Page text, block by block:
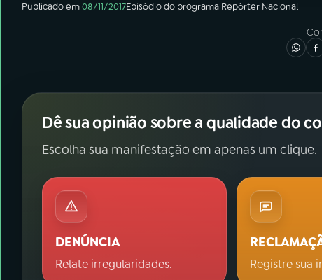
Publicado em08/11/2017Episódiodo programa Repórter Nacional
Dê sua opinião sobre a qualidade do
Escolha sua manifestação em apenas um clique.
DENÚNCIA
Relate irregularidades. Registre sua